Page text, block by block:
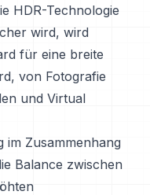
HDR-Technologie
wird, wird
für eine breite
von Fotografie
und Virtual
im Zusammenhang
Balance zwischen